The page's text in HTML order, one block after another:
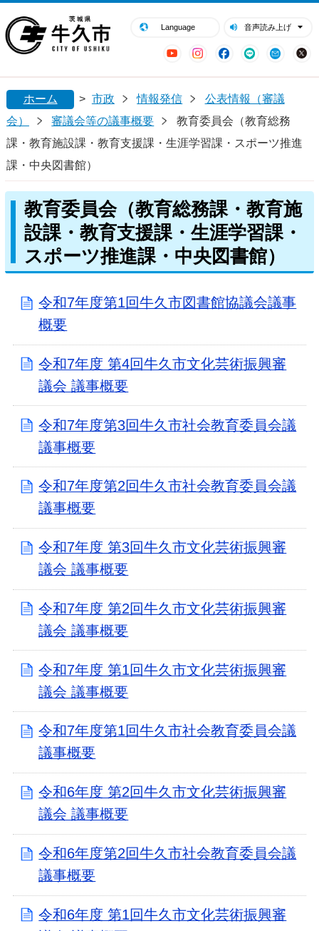
Language 音声読み上げ
YouTubeInstagram
Facebook
LINE Mail
閉じる
ホーム > 市政 情報発信
公表情報（審議
会）
審議会等の議事概要
教育委員会（教育総務
課・教育施設課・教育支援課・生涯学習課・スポーツ推進
課・中央図書館）
教育委員会（教育総務課・教育施
設課・教育支援課・生涯学習課・
スポーツ推進課・中央図書館）
令和7年度第1回牛久市図書館協議会議事
概要
令和7年度 第4回牛久市文化芸術振興審
議会 議事概要
令和7年度第3回牛久市社会教育委員会議
議事概要
令和7年度第2回牛久市社会教育委員会議
議事概要
令和7年度 第3回牛久市文化芸術振興審
議会 議事概要
令和7年度 第2回牛久市文化芸術振興審
議会 議事概要
令和7年度 第1回牛久市文化芸術振興審
議会 議事概要
令和7年度第1回牛久市社会教育委員会議
議事概要
令和6年度 第2回牛久市文化芸術振興審
議会 議事概要
令和6年度第2回牛久市社会教育委員会議
議事概要
令和6年度 第1回牛久市文化芸術振興審